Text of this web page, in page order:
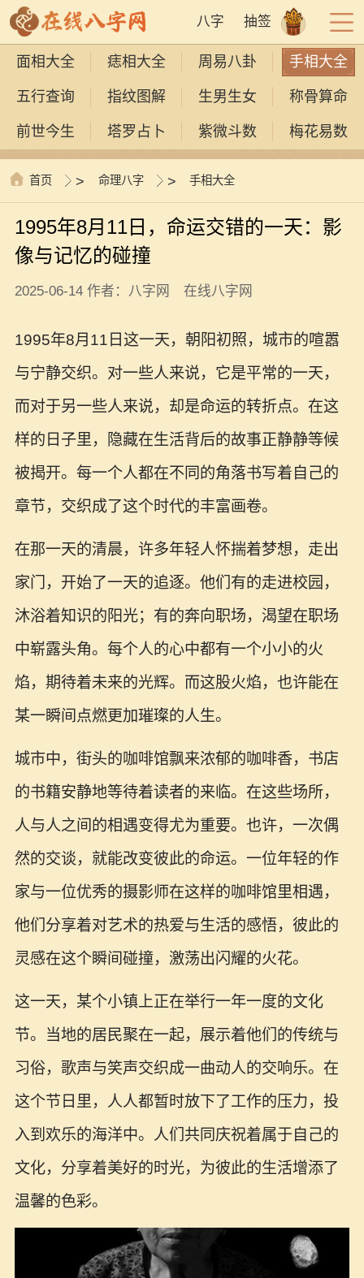
八字 抽签
面相大全 痣相大全 周易八卦 手相大全
五行查询 指纹图解 生男生女 称骨算命
前世今生 塔罗占卜 紫微斗数 梅花易数
首页 > 命理八字 > 手相大全
1995年8月11日，命运交错的一天：影
像与记忆的碰撞
2025-06-14 作者：八字网 在线八字网
1995年8月11日这一天，朝阳初照，城市的喧嚣
与宁静交织。对一些人来说，它是平常的一天，
而对于另一些人来说，却是命运的转折点。在这
样的日子里，隐藏在生活背后的故事正静静等候
被揭开。每一个人都在不同的角落书写着自己的
章节，交织成了这个时代的丰富画卷。
在那一天的清晨，许多年轻人怀揣着梦想，走出
家门，开始了一天的追逐。他们有的走进校园，
沐浴着知识的阳光；有的奔向职场，渴望在职场
中崭露头角。每个人的心中都有一个小小的火
焰，期待着未来的光辉。而这股火焰，也许能在
某一瞬间点燃更加璀璨的人生。
城市中，街头的咖啡馆飘来浓郁的咖啡香，书店
的书籍安静地等待着读者的来临。在这些场所，
人与人之间的相遇变得尤为重要。也许，一次偶
然的交谈，就能改变彼此的命运。一位年轻的作
家与一位优秀的摄影师在这样的咖啡馆里相遇，
他们分享着对艺术的热爱与生活的感悟，彼此的
灵感在这个瞬间碰撞，激荡出闪耀的火花。
这一天，某个小镇上正在举行一年一度的文化
节。当地的居民聚在一起，展示着他们的传统与
习俗，歌声与笑声交织成一曲动人的交响乐。在
这个节日里，人人都暂时放下了工作的压力，投
入到欢乐的海洋中。人们共同庆祝着属于自己的
文化，分享着美好的时光，为彼此的生活增添了
温馨的色彩。